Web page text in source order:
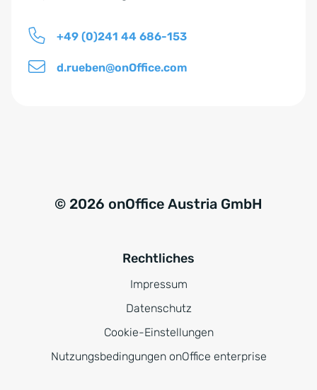
s
+49 (0)241 44 686-153
d.rueben@onOffice.com
© 2026 onOffice Austria GmbH
Rechtliches
Impressum
Datenschutz
Cookie-Einstellungen
Nutzungsbedingungen onOffice enterprise